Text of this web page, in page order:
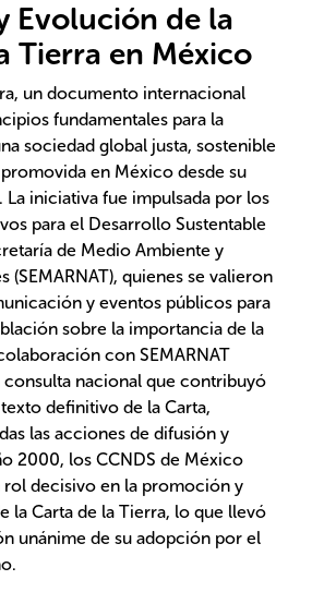
Evolución de la
Tierra en México
un documento internacional
fundamentales para la
sociedad global justa, sostenible
en México desde su
La iniciativa fue impulsada por los
para el Desarrollo Sustentable
de Medio Ambiente y
(SEMARNAT), quienes se valieron
y eventos públicos para
sobre la importancia de la
con SEMARNAT
nacional que contribuyó
definitivo de la Carta,
las acciones de difusión y
2000, los CCNDS de México
rol decisivo en la promoción y
la Carta de la Tierra, lo que llevó
unánime de su adopción por el